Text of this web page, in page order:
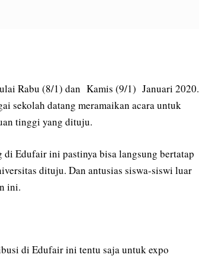
Rabu (8/1) dan Kamis (9/1) Januari 2020.
sekolah datang meramaikan acara untuk
tinggi yang dituju.
Edufair ini pastinya bisa langsung bertatap
dituju. Dan antusias siswa-siswi luar
ini.
di Edufair ini tentu saja untuk expo